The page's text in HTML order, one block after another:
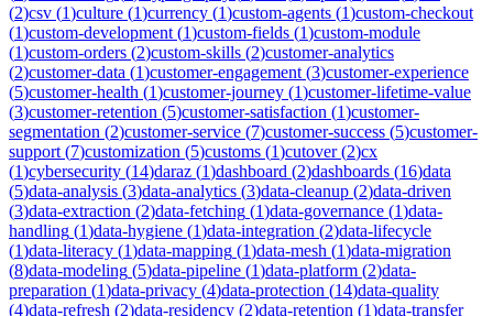
(2)csv (1)culture (1)currency (1)custom-agents (1)custom-checkout
(1)custom-development (1)custom-fields (1)custom-module
(1)custom-orders (2)custom-skills (2)customer-analytics
(2)customer-data (1)customer-engagement (3)customer-experience
(5)customer-health (1)customer-journey (1)customer-lifetime-value
(3)customer-retention (5)customer-satisfaction (1)customer-
segmentation (2)customer-service (7)customer-success (5)customer-
support (7)customization (5)customs (1)cutover(2)cx
(1)cybersecurity (14)daraz (1)dashboard (2)dashboards (16)data
(5)data-analysis (3)data-analytics (3)data-cleanup (2)data-driven
(3)data-extraction (2)data-fetching (1)data-governance (1)data-
handling (1)data-hygiene (1)data-integration (2)data-lifecycle
(1)data-literacy (1)data-mapping (1)data-mesh (1)data-migration
(8)data-modeling (5)data-pipeline (1)data-platform (2)data-
preparation (1)data-privacy (4)data-protection (14)data-quality
(4)data-refresh (2)data-residency (2)data-retention (1)data-transfer